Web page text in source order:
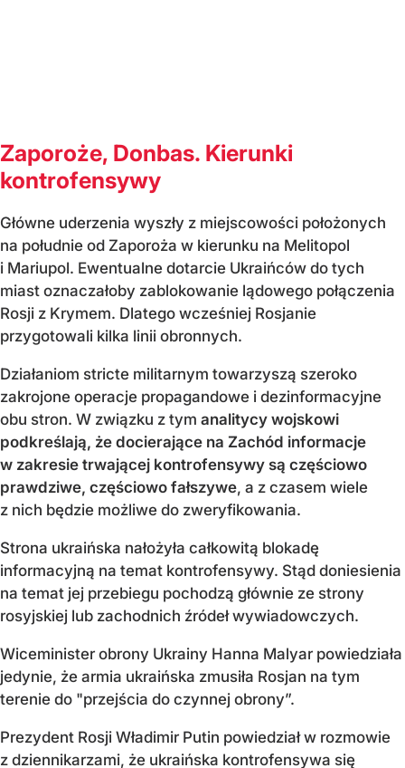
Zaporoże, Donbas. Kierunki
kontrofensywy
Główne uderzenia wyszły z miejscowości położonych
na południe od Zaporoża w kierunku na Melitopol
i Mariupol. Ewentualne dotarcie Ukraińców do tych
miast oznaczałoby zablokowanie lądowego połączenia
Rosji z Krymem. Dlatego wcześniej Rosjanie
przygotowali kilka linii obronnych.
Działaniom stricte militarnym towarzyszą szeroko
zakrojone operacje propagandowe i dezinformacyjne
obu stron. W związku z tym analitycy wojskowi
podkreślają, że docierające na Zachód informacje
w zakresie trwającej kontrofensywy są częściowo
prawdziwe, częściowo fałszywe, a z czasem wiele
z nich będzie możliwe do zweryfikowania.
Strona ukraińska nałożyła całkowitą blokadę
informacyjną na temat kontrofensywy. Stąd doniesienia
na temat jej przebiegu pochodzą głównie ze strony
rosyjskiej lub zachodnich źródeł wywiadowczych.
Wiceminister obrony Ukrainy Hanna Malyar powiedziała
jedynie, że armia ukraińska zmusiła Rosjan na tym
terenie do "przejścia do czynnej obrony”.
Prezydent Rosji Władimir Putin powiedział w rozmowie
z dziennikarzami, że ukraińska kontrofensywa się